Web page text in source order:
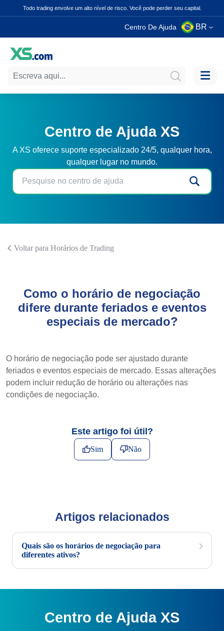
Todo trading envolve um alto nível de risco. Você pode perder seu capital.
Centro De Ajuda BR
Centro de Ajuda XS
A XS oferece suporte especializado 24/5, qualquer hora,
qualquer lugar no mundo.
Voltar para Horários de Trading
Como o horário de negociação
difere durante feriados e eventos
especiais de mercado?
O horário de negociação pode ser ajustado durante
feriados e eventos especiais de mercado. Essas alterações
podem incluir redução de horário ou alterações nas
condições de negociação.
Este artigo foi útil?
Sim Não
Artigos relacionados
Quais são os horários de negociação para
diferentes ativos?
Centro de Ajuda XS